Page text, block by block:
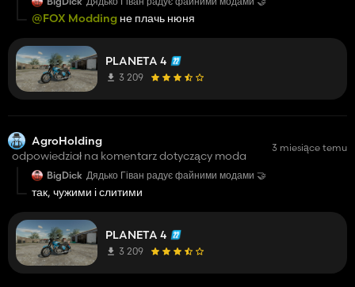
@FOX Modding не плачь нюня
PLANETA 4
3 209
AgroHolding
odpowiedział na komentarz dotyczący moda
3 miesiące temu
BigDick Дядько Гіван радує файними модами 🤝
так, чужими і слитими
PLANETA 4
3 209